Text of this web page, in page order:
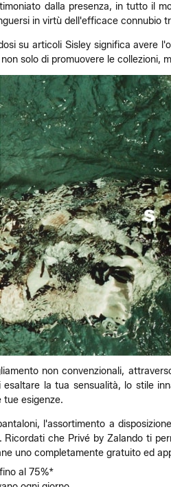
dalla presenza, in tutto il
in virtù dell'efficace connubio
su articoli Sisley significa avere
solo di promuovere le collezioni,
non convenzionali,
la tua sensualità, lo stile
esigenze.
l'assortimento a
che Privé by Zalando ti
uno completamente gratuito ed
al 75%*